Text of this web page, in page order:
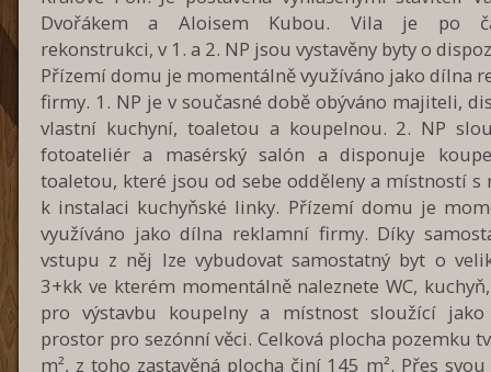
Dvořákem a Aloisem Kubou. Vila je po
rekonstrukci, v 1. a 2. NP jsou vystavěny byty o
Přízemí domu je momentálně využíváno jako dílna
firmy. 1. NP je v současné době obýváno majiteli,
vlastní kuchyní, toaletou a koupelnou. 2. NP
fotoateliér a masérský salón a disponuje
toaletou, které jsou od sebe odděleny a místností s
k instalaci kuchyňské linky. Přízemí domu je
využíváno jako dílna reklamní firmy. Díky
vstupu z něj lze vybudovat samostatný byt o
3+kk ve kterém momentálně naleznete WC,
pro výstavbu koupelny a místnost sloužící jako
prostor pro sezónní věci. Celková plocha pozemku
m², z toho zastavěná plocha činí 145 m². Přes